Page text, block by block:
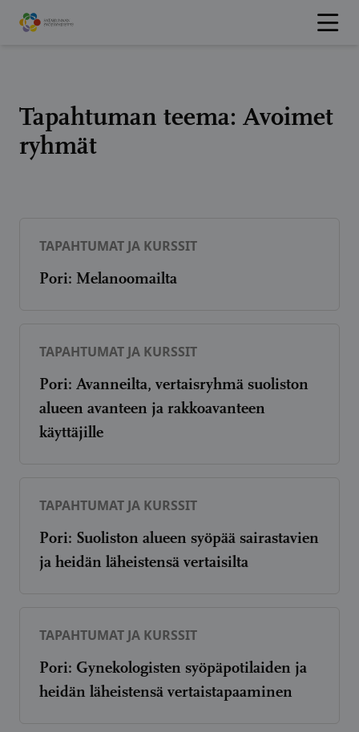
Hyppää
sisältöön
Tapahtuman teema: Avoimet
ryhmät
TAPAHTUMAT JA KURSSIT
Pori: Melanoomailta
TAPAHTUMAT JA KURSSIT
Pori: Avanneilta, vertaisryhmä suoliston
alueen avanteen ja rakkoavanteen
käyttäjille
TAPAHTUMAT JA KURSSIT
Pori: Suoliston alueen syöpää sairastavien
ja heidän läheistensä vertaisilta
TAPAHTUMAT JA KURSSIT
Pori: Gynekologisten syöpäpotilaiden ja
heidän läheistensä vertaistapaaminen